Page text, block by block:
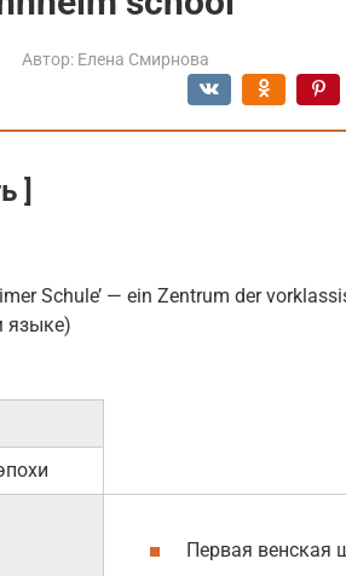
Автор: Елена Смирнова
]
Schule’ — ein Zentrum der
языке)
Первая венская